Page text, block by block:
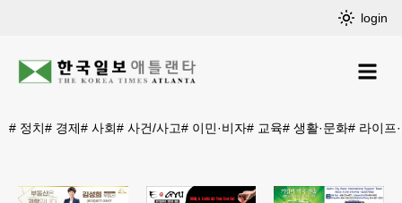
login
# 정치# 경제# 사회# 사건/사고# 이민·비자# 교육# 생활·문화# 라이프